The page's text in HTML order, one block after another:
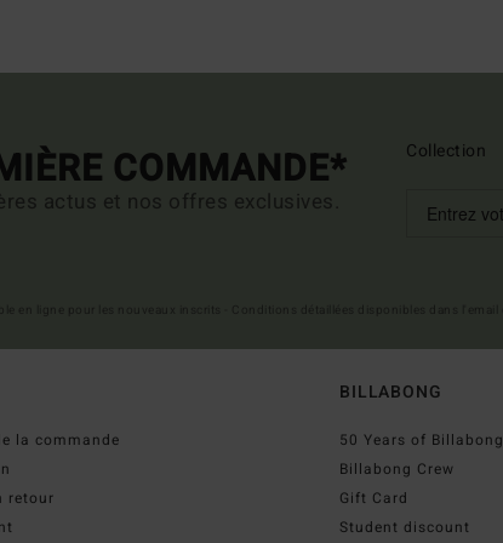
COMMANDE*
actus et nos offres exclusives.
Collection
la commande
retour
BILLABONG
50 Years of Billabong
Billabong Crew
Gift Card
Student discount